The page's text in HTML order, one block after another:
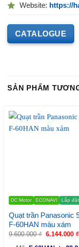
Website: https://
CATALOGUE
SẢN PHẨM
DC Motor ECONAVI Lắp
Quạt trần Panasonic
F-60HAN màu xám
9.600.000₫ 6.144.000 ₫